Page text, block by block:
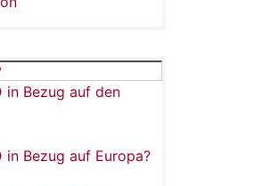
in Bezug auf den
in Bezug auf Europa?